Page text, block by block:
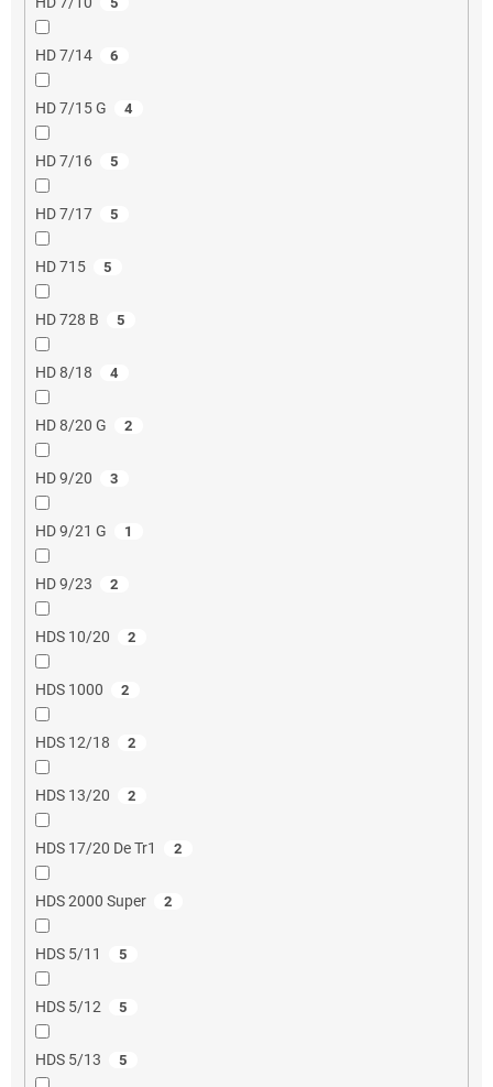
HD 7/14 6
HD 7/15 G 4
HD 7/16 5
HD 7/17 5
HD 715 5
HD 728 B 5
HD 8/18 4
HD 8/20 G 2
HD 9/20 3
HD 9/21 G 1
HD 9/23 2
HDS 10/20 2
HDS 1000 2
HDS 12/18 2
HDS 13/20 2
HDS 17/20 De Tr1 2
HDS 2000 Super 2
HDS 5/11 5
HDS 5/12 5
HDS 5/13 5